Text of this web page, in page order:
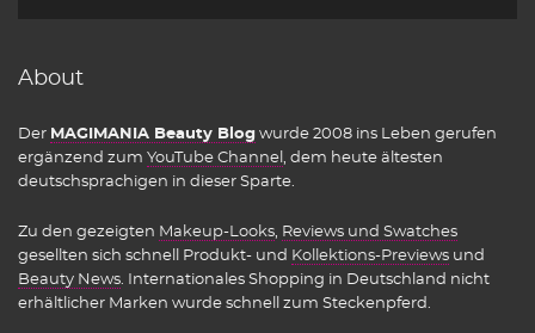
About
Der MAGIMANIA Beauty Blog wurde 2008 ins Leben gerufen
ergänzend zum YouTube Channel , dem heute ältesten
deutschsprachigen in dieser Sparte.
Zu den gezeigten Makeup-Looks, Reviews und Swatches
gesellten sich schnell Produkt- und Kollektions-Previews und
Beauty News. Internationales Shopping in Deutschland nicht
erhältlicher Marken wurde schnell zum Steckenpferd.